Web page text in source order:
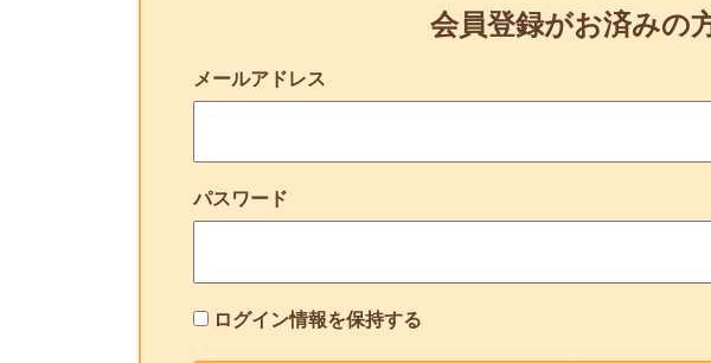
会員登録がお済みの
メールアドレス
パスワード
ログイン情報を保持する